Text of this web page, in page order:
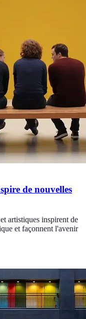
de nouvelles
artistiques inspirent de
et façonnent l'avenir